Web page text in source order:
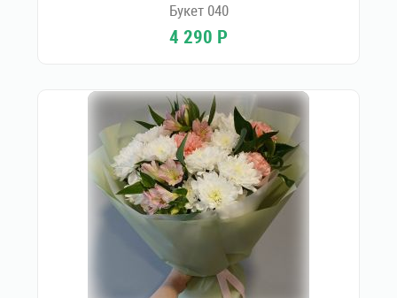
Букет 040
4 290 Р